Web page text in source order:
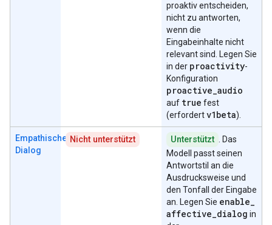
proaktiv entscheiden,
nicht zu antworten,
wenn die
Eingabeinhalte nicht
relevant sind. Legen Sie
in der proactivity-
Konfiguration
proactive_audio
auf true fest
(erfordertv1beta).
Empathischer
Dialog
Nicht unterstützt Unterstützt
. Das
Modell passt seinen
Antwortstil an die
Ausdrucksweise und
den Tonfall der Eingabe
an. Legen Sie enable_
affective_dialog in